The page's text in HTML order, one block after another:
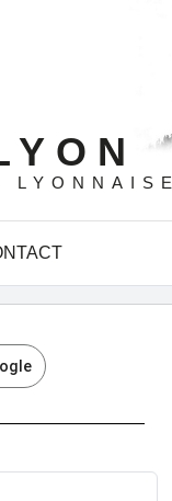
LYONNAISE